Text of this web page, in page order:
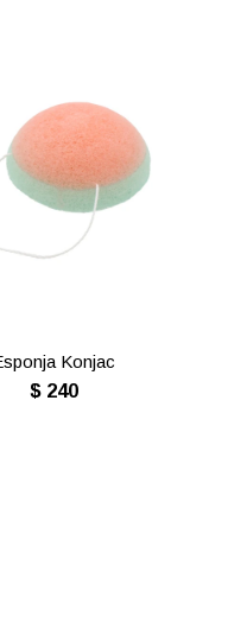
Konjac
$ 240